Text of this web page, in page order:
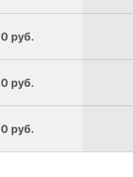
руб.
руб.
руб.